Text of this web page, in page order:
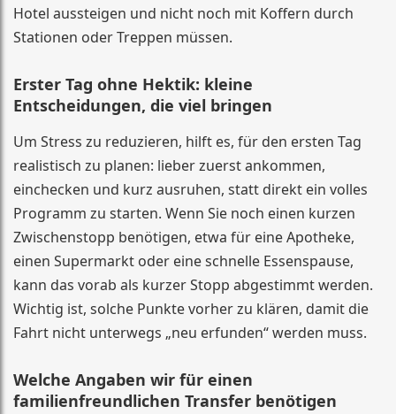
Hotel aussteigen und nicht noch mit Koffern durch
Stationen oder Treppen müssen.
Erster Tag ohne Hektik: kleine
Entscheidungen, die viel bringen
Um Stress zu reduzieren, hilft es, für den ersten Tag
realistisch zu planen: lieber zuerst ankommen,
einchecken und kurz ausruhen, statt direkt ein volles
Programm zu starten. Wenn Sie noch einen kurzen
Zwischenstopp benötigen, etwa für eine Apotheke,
einen Supermarkt oder eine schnelle Essenspause,
kann das vorab als kurzer Stopp abgestimmt werden.
Wichtig ist, solche Punkte vorher zu klären, damit die
Fahrt nicht unterwegs „neu erfunden“ werden muss.
Welche Angaben wir für einen
familienfreundlichen Transfer benötigen